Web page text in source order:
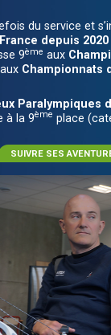
du service et
depuis 2020
9ème aux
aux Championnats
Paralympiques
à la 9ème place
SUIVRE SES